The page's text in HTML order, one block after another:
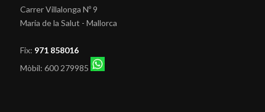
Carrer Villalonga Nº 9
Maria de la Salut - Mallorca
Fix: 971 858016
Mòbil: 600 279985